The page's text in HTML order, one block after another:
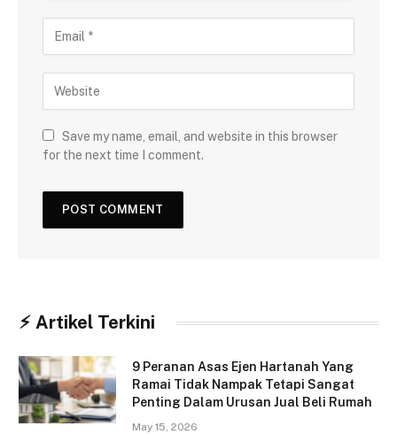
Save my name, email, and website in this browser
for the next time I comment.
⚡︎ Artikel Terkini
9 Peranan Asas Ejen Hartanah Yang
Ramai Tidak Nampak Tetapi Sangat
Penting Dalam Urusan Jual Beli Rumah
May 15, 2026